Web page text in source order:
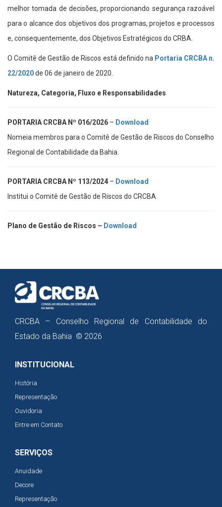
melhor tomada de decisões, proporcionando segurança razoável
para o alcance dos objetivos dos programas, projetos e processos
e, consequentemente, dos Objetivos Estratégicos do CRBA.
O Comitê de Gestão de Riscos está definido na Portaria CRCBA n.
22/2020de 06 de janeiro de 2020.
Natureza, Categoria, Fluxo e Responsabilidades
PORTARIA CRCBA Nº 016/2026 – Download
Nomeia membros para o Comitê de Gestão de Riscos do Conselho
Regional de Contabilidade da Bahia.
PORTARIA CRCBA Nº 113/2024 – Download
Institui o Comitê de Gestão de Riscos do CRCBA
Plano de Gestão de Riscos – Download
CRCBA – Conselho Regional de Contabilidade do
Estado da Bahia © 2026
INSTITUCIONAL
História
Representação
Ouvidoria
Entre em Contato
SERVIÇOS
Anuidade
Decore
Representação